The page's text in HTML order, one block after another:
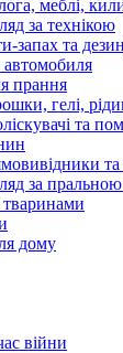
меблі,
за технікою
запах та
автомобиля
прання
гелі,
та
та
за
тваринами
дому
війни